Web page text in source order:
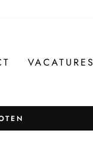
VACATURES